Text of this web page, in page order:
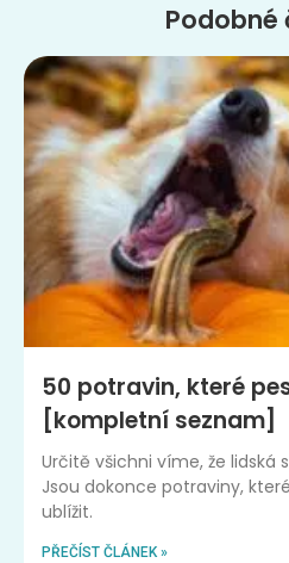
Podobné
50 potravin, které
[kompletní seznam]
Určitě všichni víme, že lidská
Jsou dokonce potraviny,
ublížit.
PŘEČÍST ČLÁNEK »